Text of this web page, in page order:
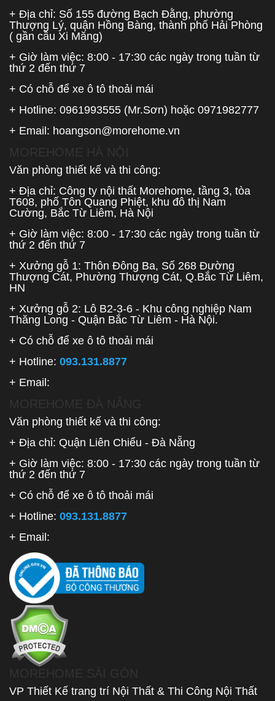
+ Địa chỉ: Số 155 đường Bạch Đằng, phường
Thượng Lý, quận Hồng Bàng, thành phố Hải Phòng
( gần cầu Xi Măng)
+ Giờ làm việc: 8:00 - 17:30 các ngày trong tuần từ
thứ 2 đến thứ 7
+ Có chỗ để xe ô tô thoải mái
+ Hotline: 0961993555 (Mr.Sơn) hoặc 0971982777
+ Email: hoangson@morehome.vn
Văn phòng thiết kế và thi công:
+ Địa chỉ: Công ty nội thất Morehome, tầng 3, tòa
T608, phố Tôn Quang Phiệt, khu đô thị Nam
Cường, Bắc Từ Liêm, Hà Nội
+ Giờ làm việc: 8:00 - 17:30 các ngày trong tuần từ
thứ 2 đến thứ 7
+ Xưởng gỗ 1: Thôn Đông Ba, Số 268 Đường
Thượng Cát, Phường Thượng Cát, Q.Bắc Từ Liêm,
HN
+ Xưởng gỗ 2: Lô B2-3-6 - Khu công nghiệp Nam
Thăng Long - Quận Bắc Từ Liêm - Hà Nội.
+ Có chỗ để xe ô tô thoải mái
+ Hotline: 093.131.8877
+ Email:
Văn phòng thiết kế và thi công:
+ Địa chỉ: Quận Liên Chiểu - Đà Nẵng
+ Giờ làm việc: 8:00 - 17:30 các ngày trong tuần từ
thứ 2 đến thứ 7
+ Có chỗ để xe ô tô thoải mái
+ Hotline: 093.131.8877
+ Email:
VP Thiết Kế trang trí Nội Thất & Thi Công Nội Thất